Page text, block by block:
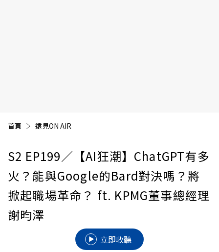
首頁 遠見ON AIR
S2 EP199／【AI狂潮】ChatGPT有多
火？能與Google的Bard對決嗎？將
掀起職場革命？ ft. KPMG董事總經理
謝昀澤
立即收聽